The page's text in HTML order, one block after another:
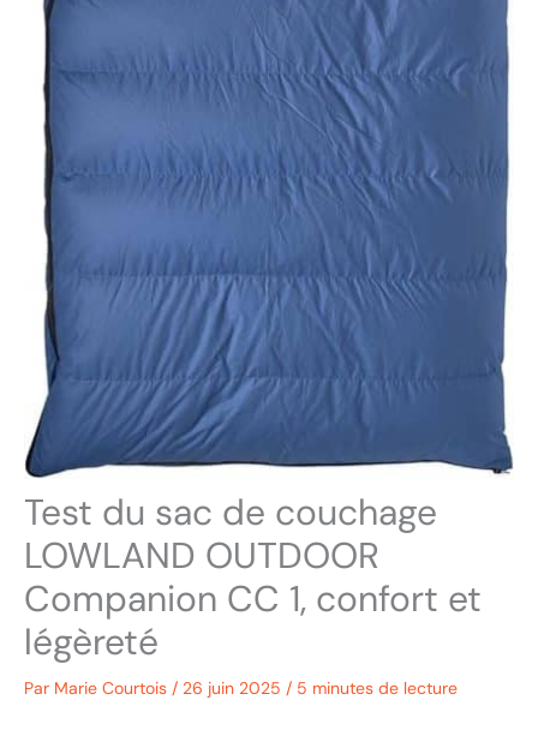
Test du sac de couchage
LOWLAND OUTDOOR
Companion CC 1, confort et
légèreté
Par Marie Courtois / 26 juin 2025 / 5 minutes de lecture